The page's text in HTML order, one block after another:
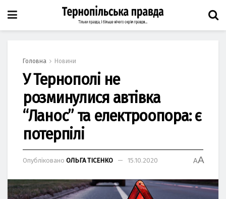
Головна Новини
У Тернополі не
розминулися автівка
“Ланос” та електроопора: є
потерпілі
Опубліковано ОЛЬГА ТІСЕНКО 15.10.2020 AA